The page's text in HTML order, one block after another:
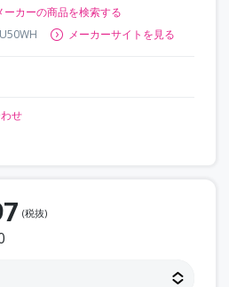
ーカーの商品を検索する
メーカーサイトを見る
せ
(税抜)